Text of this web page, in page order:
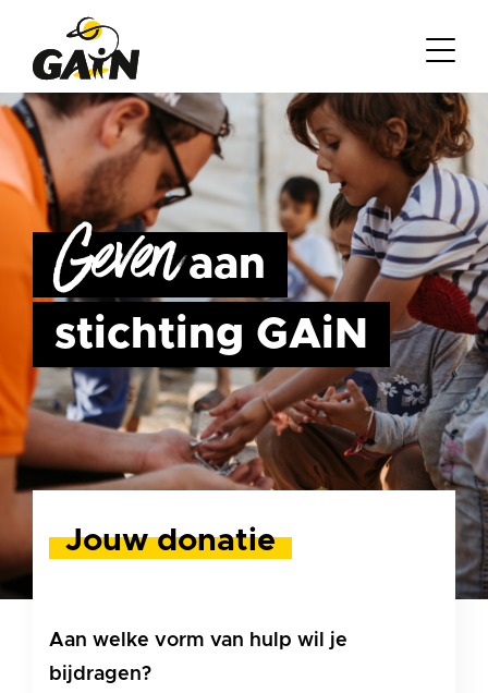
Gevenaan
stichting GAiN
Jouw donatie
Aan welke vorm van hulp wil je
bijdragen?